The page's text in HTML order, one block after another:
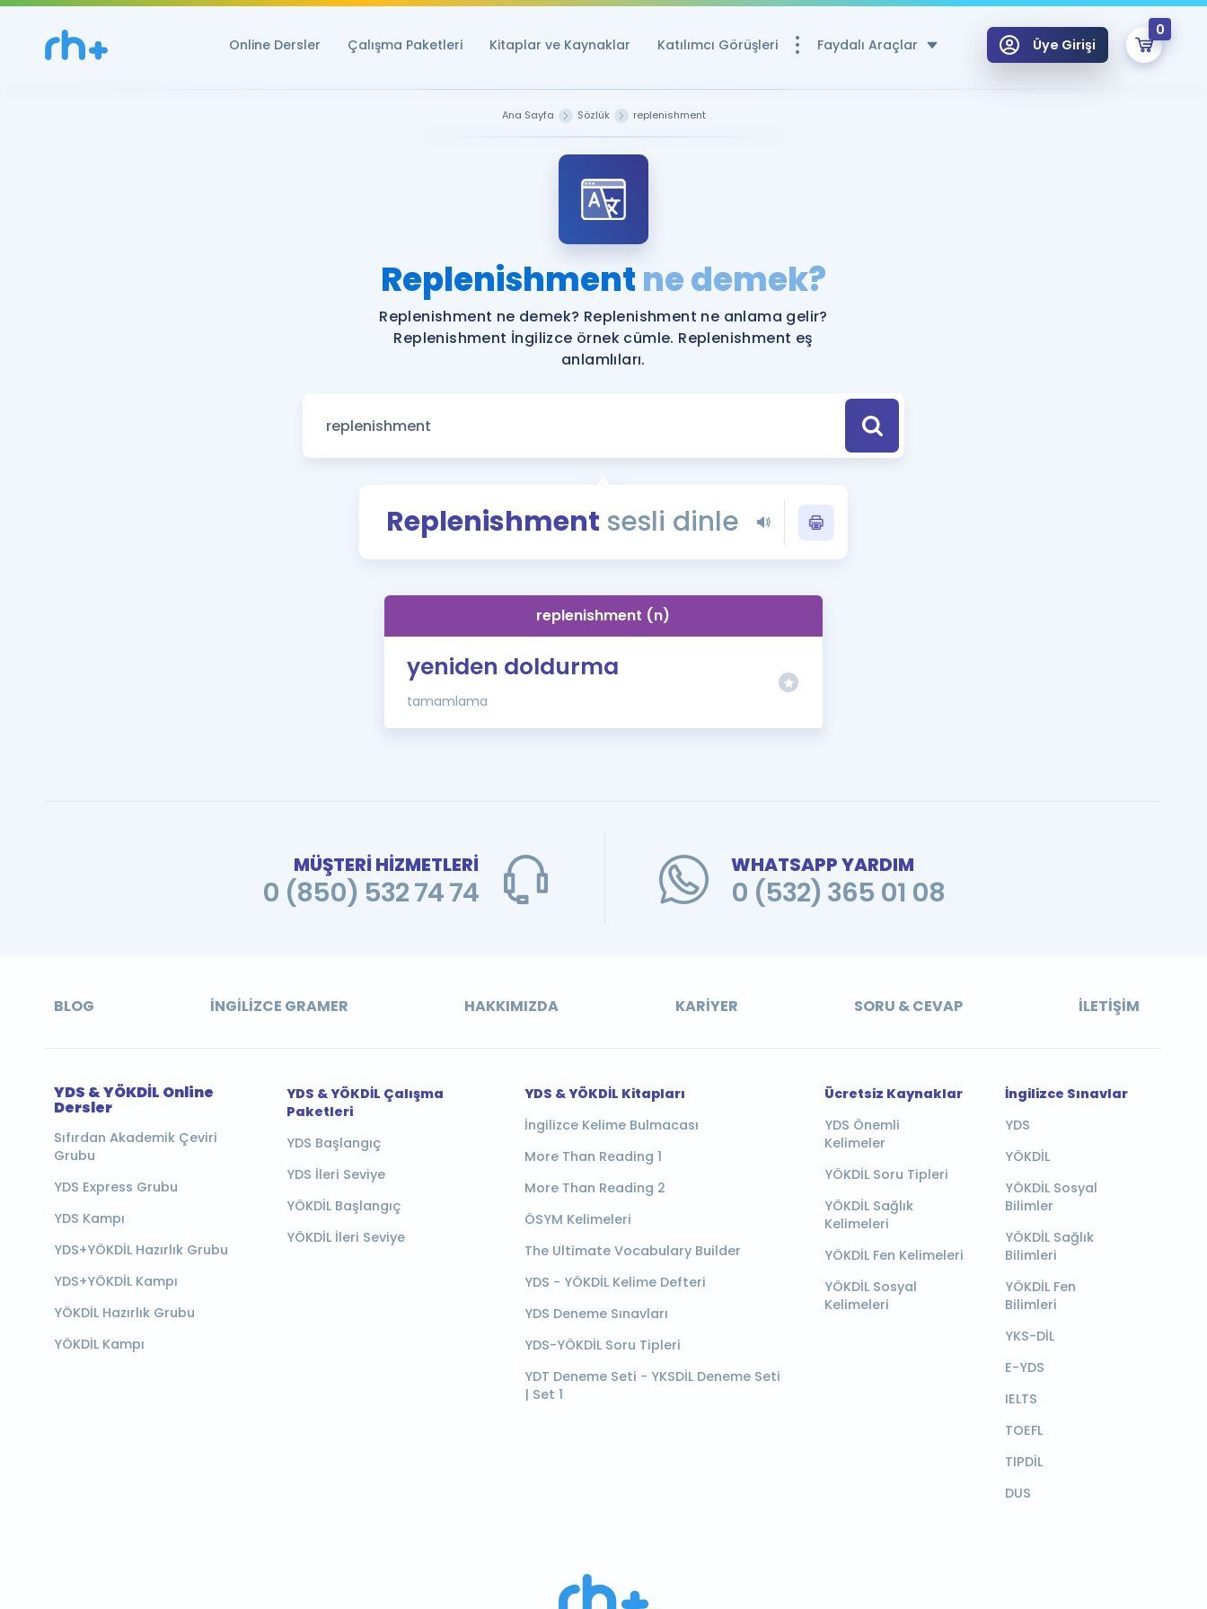
Online Dersler Çalışma Paketleri Kitaplar ve Kaynaklar Katılımcı Görüşleri Faydalı Araçlar
Ücretsiz Kaynaklar
YDS ve YÖKDİL Puan Hesaplama Aracı
YDS ve YÖKDİL'e Hazırlananlar için Öneriler
Eğitim ve Kitaplara Özel Fırsatlar
YDS - YÖKDİL Tüm Sınavlarla İlgili Haberler
İngilizce Gramer
İngilizce Gramer ve Konu Anlatımı
Üye Girişi
0
Remzi Hoca ile seni sınava hazırlayacak onlarca eğitim seni bekliyor!
Ana Sayfa Sözlük replenishment
Replenishmentne demek?
Replenishment ne demek? Replenishment ne anlama gelir?
Replenishment İngilizce örnek cümle. Replenishment eş
anlamlıları.
Replenishment sesli dinle
replenishment (n)
yeniden doldurma
tamamlama
MÜŞTERİ HİZMETLERİ
0 (850) 532 74 74
WHATSAPP YARDIM
0 (532) 365 01 08
BLOG İNGILIZCE GRAMER HAKKIMIZDA KARIYER SORU & CEVAP İLETIŞIM
YDS & YÖKDİL Online
Dersler
Sıfırdan Akademik Çeviri
Grubu
YDS Express Grubu
YDS Kampı
YDS+YÖKDİL Hazırlık Grubu
YDS+YÖKDİL Kampı
YÖKDİL Hazırlık Grubu
YÖKDİL Kampı
YDS & YÖKDİL Çalışma
Paketleri
YDS Başlangıç
YDS İleri Seviye
YÖKDİL Başlangıç
YÖKDİL İleri Seviye
YDS & YÖKDİL Kitapları
İngilizce Kelime Bulmacası
More Than Reading 1
More Than Reading 2
ÖSYM Kelimeleri
The Ultimate Vocabulary Builder
YDS - YÖKDİL Kelime Defteri
YDS Deneme Sınavları
YDS-YÖKDİL Soru Tipleri
YDT Deneme Seti - YKSDİL Deneme Seti
| Set 1
Ücretsiz Kaynaklar
YDS Önemli
Kelimeler
YÖKDİL Soru Tipleri
YÖKDİL Sağlık
Kelimeleri
YÖKDİL Fen Kelimeleri
YÖKDİL Sosyal
Kelimeleri
İngilizce Sınavlar
YDS
YÖKDİL
YÖKDİL Sosyal
Bilimler
YÖKDİL Sağlık
Bilimleri
YÖKDİL Fen
Bilimleri
YKS-DİL
E-YDS
IELTS
TOEFL
TIPDİL
DUS